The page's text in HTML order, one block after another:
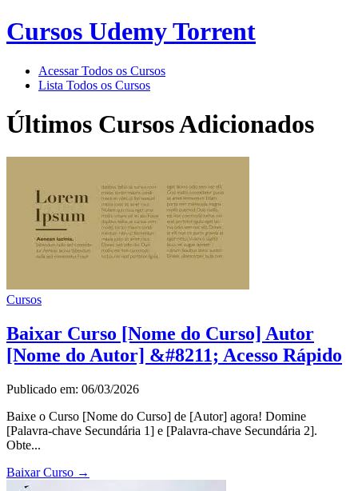
Cursos Udemy Torrent
Acessar Todos os Cursos
Lista Todos os Cursos
Últimos Cursos Adicionados
Cursos
Baixar Curso [Nome do Curso] Autor
[Nome do Autor] &#8211; Acesso Rápido
Publicado em: 06/03/2026
Baixe o Curso [Nome do Curso] de [Autor] agora! Domine
[Palavra-chave Secundária 1] e [Palavra-chave Secundária 2].
Obte...
Baixar Curso →